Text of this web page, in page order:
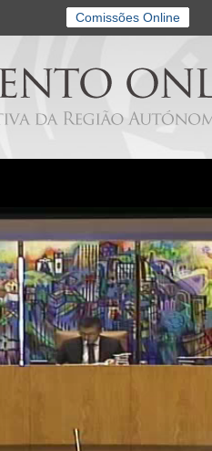
Comissões Online